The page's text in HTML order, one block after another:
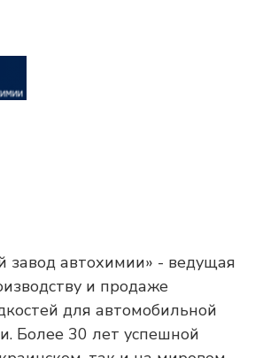
завод автохимии» - ведущая
и продаже
для автомобильной
Более 30 лет успешной